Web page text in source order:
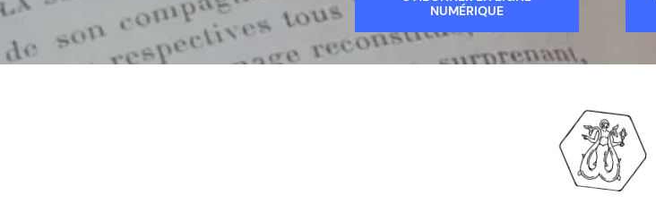
NUMÉRIQUE